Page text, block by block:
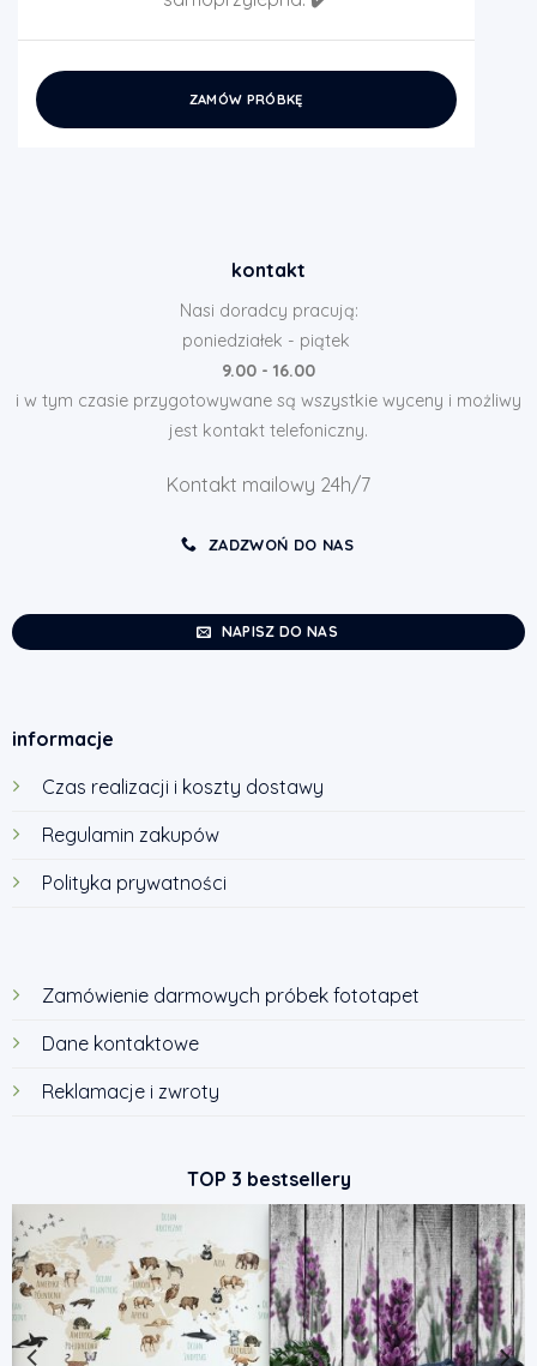
ZAMÓW PRÓBKĘ
kontakt
Nasi doradcy pracują:
poniedziałek - piątek
9.00 - 16.00
i w tym czasie przygotowywane są wszystkie wyceny i możliwy
jest kontakt telefoniczny.
Kontakt mailowy 24h/7
ZADZWOŃ DO NAS
NAPISZ DO NAS
informacje
Czas realizacji i koszty dostawy
Regulamin zakupów
Polityka prywatności
Zamówienie darmowych próbek fototapet
Dane kontaktowe
Reklamacje i zwroty
TOP 3 bestsellery